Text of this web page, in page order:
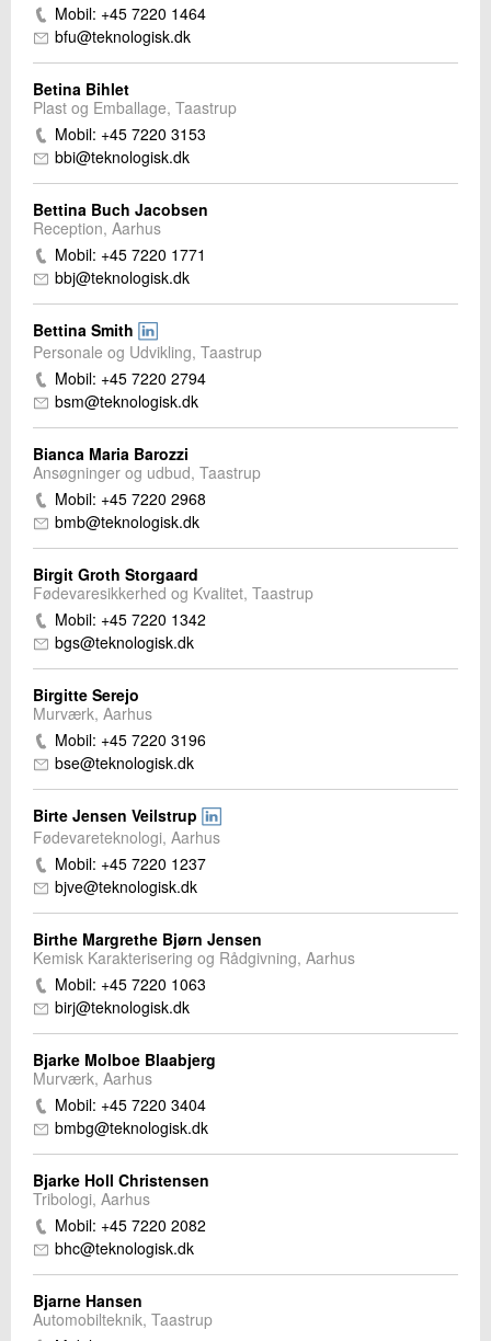
Mobil: +45 7220 1464
bfu@teknologisk.dk
Betina Bihlet
Plast og Emballage, Taastrup
Mobil: +45 7220 3153
bbi@teknologisk.dk
Bettina Buch Jacobsen
Reception, Aarhus
Mobil: +45 7220 1771
bbj@teknologisk.dk
Bettina Smith
Personale og Udvikling, Taastrup
Mobil: +45 7220 2794
bsm@teknologisk.dk
Bianca Maria Barozzi
Ansøgninger og udbud, Taastrup
Mobil: +45 7220 2968
bmb@teknologisk.dk
Birgit Groth Storgaard
Fødevaresikkerhed og Kvalitet, Taastrup
Mobil: +45 7220 1342
bgs@teknologisk.dk
Birgitte Serejo
Murværk, Aarhus
Mobil: +45 7220 3196
bse@teknologisk.dk
Birte Jensen Veilstrup
Fødevareteknologi, Aarhus
Mobil: +45 7220 1237
bjve@teknologisk.dk
Birthe Margrethe Bjørn Jensen
Kemisk Karakterisering og Rådgivning, Aarhus
Mobil: +45 7220 1063
birj@teknologisk.dk
Bjarke Molboe Blaabjerg
Murværk, Aarhus
Mobil: +45 7220 3404
bmbg@teknologisk.dk
Bjarke Holl Christensen
Tribologi, Aarhus
Mobil: +45 7220 2082
bhc@teknologisk.dk
Bjarne Hansen
Automobilteknik, Taastrup